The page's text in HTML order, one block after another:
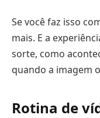
Se você faz isso
mais. E a
sorte, como
quando a imagem
Rotina de